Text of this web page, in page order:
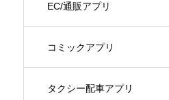
EC/通販アプリ
コミックアプリ
タクシー配車アプリ